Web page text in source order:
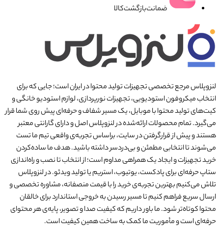
ضمانت‌بازگشت‌کالا
لنزوپلاس مرجع تخصصی تجهیزات تولید محتوا در ایران است؛ جایی که برای
انتخاب میکروفون استودیویی، تجهیزات نورپردازی، لوازم استودیو خانگی و
کیت‌های تولید محتوا با موبایل، یک مسیر شفاف و حرفه‌ای پیش روی شما قرار
می‌گیرد. تمام محصولات ارائه‌شده در لنزوپلاس اصل و دارای گارانتی معتبر
هستند و پیش از قرارگرفتن در سایت، براساس تجربه‌ی واقعی تیم ما تست
می‌شوند تا انتخابی مطمئن و بی‌دردسر داشته باشید. هدف ما ساده‌کردن
خرید تجهیزات و ایجاد یک همراهی مداوم است؛ از انتخاب تا نصب و راه‌اندازی
ستاپ حرفه‌ای برای پادکست، یوتیوب، استریم یا تولید ویدئو. در لنزوپلاس
تلاش می‌کنیم بهترین تجربه‌ی خرید را با قیمت منصفانه، مشاوره تخصصی و
ارسال سریع فراهم کنیم تا مسیر رسیدن به خروجی استاندارد برای خالقان
محتوا کوتاه‌تر شود. ما باور داریم که کیفیت صدا و تصویر، پایه‌ی هر محتوای
حرفه‌ای است و مأموریت ما کمک به ساخت همین کیفیت است.